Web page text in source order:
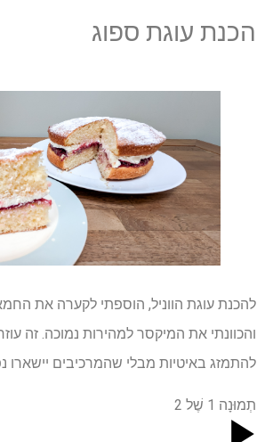
הכנת עוגת ספוג
להכנת עוגת הווניל, הוספתי לקערה את
והכוונתי את המיקסר למהירות נמוכה. זה
להתמזג באיטיות מבלי שהמרכיבים יישארו
תְמוּנָה 1 שֶׁל 2